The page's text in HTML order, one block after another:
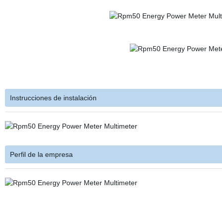
Instrucciones de instalación
Perfil de la empresa